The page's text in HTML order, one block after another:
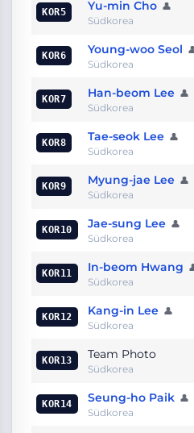
KOR5 Yu-min Cho 👤
Südkorea
KOR6 Young-woo Seol
Südkorea
KOR7 Han-beom Lee 👤
Südkorea
KOR8 Tae-seok Lee 👤
Südkorea
KOR9 Myung-jae Lee 👤
Südkorea
KOR10 Jae-sung Lee 👤
Südkorea
KOR11 In-beom Hwang
Südkorea
KOR12 Kang-in Lee 👤
Südkorea
KOR13 Team Photo
Südkorea
KOR14 Seung-ho Paik 👤
Südkorea